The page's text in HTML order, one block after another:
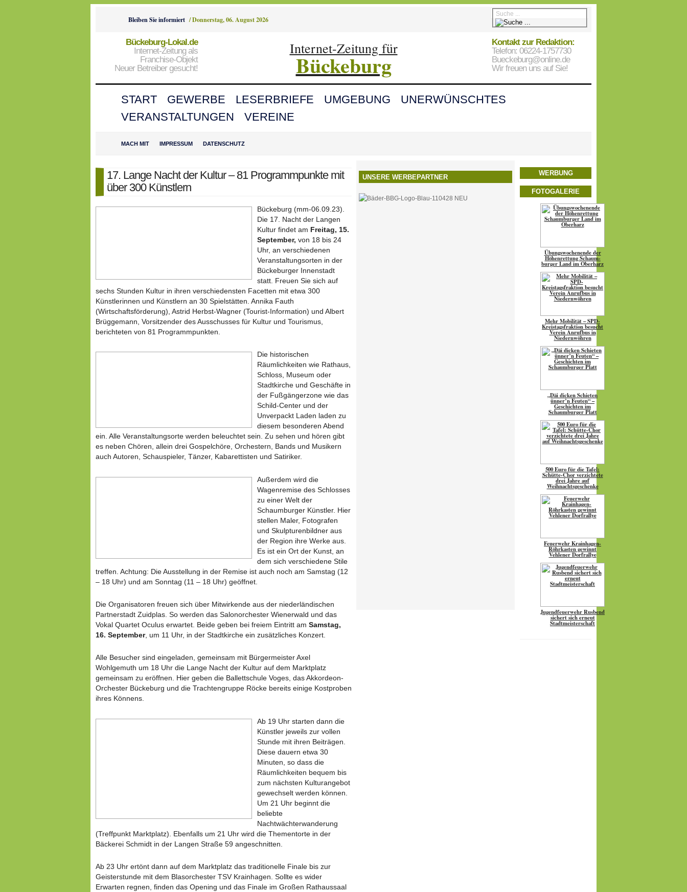
Bleiben Sie informiert /Donnerstag, 06. August 2026
Bückeburg-Lokal.de
Internet-Zeitung als
Franchise-Objekt
Neuer Betreiber gesucht!
Internet-Zeitung für
Bückeburg
Kontakt zur Redaktion:
Telefon: 06224-1757730
Bueckeburg@online.de
Wir freuen uns auf Sie!
START GEWERBE LESERBRIEFE UMGEBUNG
UNERWÜNSCHTES
VERANSTALTUNGEN
VEREINE
MACH MIT IMPRESSUM DATENSCHUTZ
17. Lange Nacht der Kultur – 81 Programmpunkte mit
über 300 Künstlern
Bückeburg (mm-06.09.23).
Die 17. Nacht der Langen
Kultur findet am Freitag, 15.
September, von 18 bis 24
Uhr, an verschiedenen
Veranstaltungsorten in der
Bückeburger Innenstadt
statt. Freuen Sie sich auf
sechs Stunden Kultur in ihren verschiedensten Facetten mit etwa 300
Künstlerinnen und Künstlern an 30 Spielstätten. Annika Fauth
(Wirtschaftsförderung), Astrid Herbst-Wagner (Tourist-Information) und Albert
Brüggemann, Vorsitzender des Ausschusses für Kultur und Tourismus,
berichteten von 81 Programmpunkten.
Die historischen
Räumlichkeiten wie Rathaus,
Schloss, Museum oder
Stadtkirche und Geschäfte in
der Fußgängerzone wie das
Schild-Center und der
Unverpackt Laden laden zu
diesem besonderen Abend
ein. Alle Veranstaltungsorte werden beleuchtet sein. Zu sehen und hören gibt
es neben Chören, allein drei Gospelchöre, Orchestern, Bands und Musikern
auch Autoren, Schauspieler, Tänzer, Kabarettisten und Satiriker.
Außerdem wird die
Wagenremise des Schlosses
zu einer Welt der
Schaumburger Künstler. Hier
stellen Maler, Fotografen
und Skulpturenbildner aus
der Region ihre Werke aus.
Es ist ein Ort der Kunst, an
dem sich verschiedene Stile
treffen. Achtung: Die Ausstellung in der Remise ist auch noch am Samstag (12
– 18 Uhr) und am Sonntag (11 – 18 Uhr) geöffnet.
Die Organisatoren freuen sich über Mitwirkende aus der niederländischen
Partnerstadt Zuidplas. So werden das Salonorchester Wienerwald und das
Vokal Quartet Oculus erwartet. Beide geben bei freiem Eintritt am Samstag,
16. September, um 11 Uhr, in der Stadtkirche ein zusätzliches Konzert.
Alle Besucher sind eingeladen, gemeinsam mit Bürgermeister Axel
Wohlgemuth um 18 Uhr die Lange Nacht der Kultur auf dem Marktplatz
gemeinsam zu eröffnen. Hier geben die Ballettschule Voges, das Akkordeon-
Orchester Bückeburg und die Trachtengruppe Röcke bereits einige Kostproben
ihres Könnens.
Ab 19 Uhr starten dann die
Künstler jeweils zur vollen
Stunde mit ihren Beiträgen.
Diese dauern etwa 30
Minuten, so dass die
Räumlichkeiten bequem bis
zum nächsten Kulturangebot
gewechselt werden können.
Um 21 Uhr beginnt die
beliebte
Nachtwächterwanderung
(Treffpunkt Marktplatz). Ebenfalls um 21 Uhr wird die Thementorte in der
Bäckerei Schmidt in der Langen Straße 59 angeschnitten.
Ab 23 Uhr ertönt dann auf dem Marktplatz das traditionelle Finale bis zur
Geisterstunde mit dem Blasorchester TSV Krainhagen. Sollte es wider
Erwarten regnen, finden das Opening und das Finale im Großen Rathaussaal
UNSERE WERBEPARTNER
WERBUNG
FOTOGALERIE
Übungs­wo­chen­ende der
Höhen­ret­tung Schaum­
burger Land im Oberharz
Mehr Mobilität – SPD-
Kreistagsfraktion besucht
Verein Anrufbus in
Niedernwöhren
„Däi dicken Schieten
ünner’n Feuten“ –
Geschichten im
Schaumburger Platt
500 Euro für die Tafel:
Schütte-Chor verzichtete
drei Jahre auf
Weihnachtsgeschenke
Feuerwehr Krainhagen-
Röhrkasten gewinnt
Vehlener Dorfrallye
Jugendfeuerwehr Rusbend
sichert sich erneut
Stadtmeisterschaft